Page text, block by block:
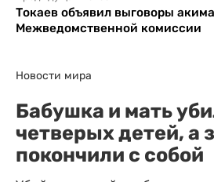
Токаев объявил выговоры
Межведомственной комиссии
Новости мира
Бабушка и мать
четверых детей, а
покончили с собой